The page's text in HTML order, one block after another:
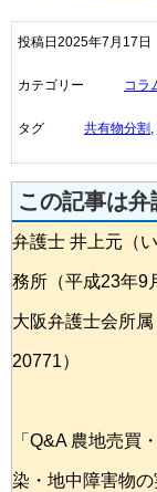
投稿日2025年7月17日
カテゴリー コラ
タグ 共有物分割 ,
この記事は弁
弁護士 井上元（
務所（平成23年9
大阪弁護士会所
20771）
「Q&A 農地売買
染・地中障害物